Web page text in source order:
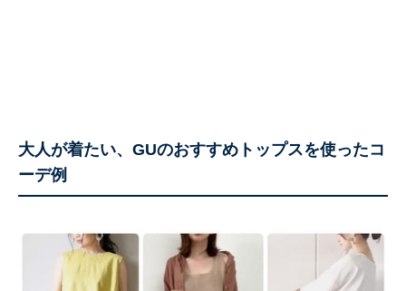
大人が着たい、GUのおすすめトップスを使ったコ
ーデ例